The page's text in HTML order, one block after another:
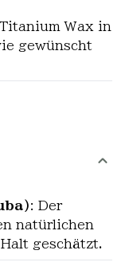
Wax in
gewünscht
: Der
natürlichen
geschätzt.